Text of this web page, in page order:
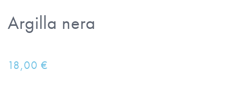
Argilla nera
18,00 €